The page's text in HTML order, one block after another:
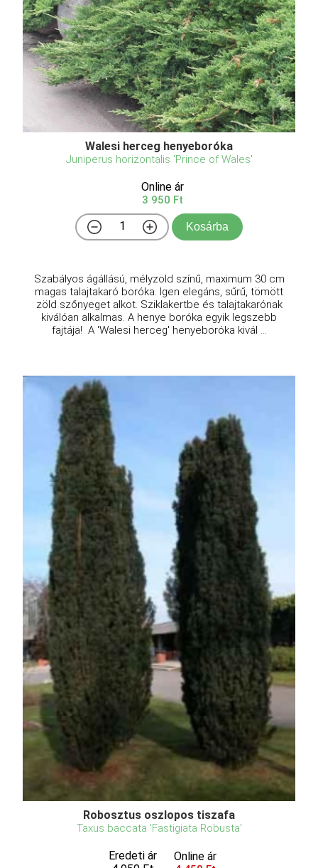
Walesi herceg henyeboróka
Juniperus horizontalis 'Prince of Wales'
Online ár
3 950 Ft
Kosárba
Szabályos ágállású, mélyzöld színű, maximum 30 cm
magas talajtakaró boróka. Igen elegáns, sűrű, tömött
zöld szőnyeget alkot. Sziklakertbe és talajtakarónak
kiválóan alkalmas. A henye boróka egyik legszebb
fajtája! A 'Walesi herceg' henyeboróka kivál ...
Robosztus oszlopos tiszafa
Taxus baccata 'Fastigiata Robusta'
Eredeti ár
Online ár